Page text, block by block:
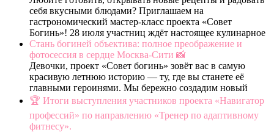
себя вкусными блюдами? Приглашаем на
гастрономический мастер-класс проекта «Совет
Богинь»! 28 июля участниц ждёт настоящее кулинарное
Стань богиней объектива: полное преображение и
фотосессия в сердце Москва-Сити 📸
Девочки, проект «Совет богинь» зовёт вас в самую
красивую летнюю историю — ту, где вы станете её
главными героинями. Мы бережно создадим новый
🏆 Итоги выступления участников проекта «Навигатор
профессий» по направлению «Тренер по адаптивному
фитнесу».